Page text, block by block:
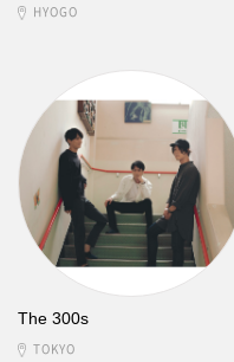
HYOGO
The 300s
TOKYO